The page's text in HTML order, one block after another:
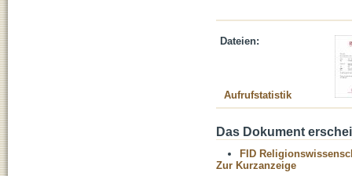
Dateien:
Aufrufstatistik
Das Dokument
FID
Zur Kurzanzeige